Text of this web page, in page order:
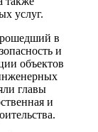
услуг.
в
и
объектов
главы
и